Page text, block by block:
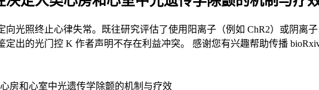
光照终止心律失常。既往研究评估了使用阳离子（例如 ChR2）或阴离
出的光门控 K 作者声明不存在利益冲突。 感谢您有兴趣帮助传播
房和心室中光遗传学除颤的机制与疗效